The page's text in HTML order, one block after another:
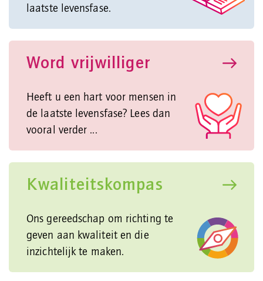
laatste levensfase.
Word vrijwilliger
Heeft u een hart voor mensen in
de laatste levensfase? Lees dan
vooral verder ...
Kwaliteitskompas
Ons gereedschap om richting te
geven aan kwaliteit en die
inzichtelijk te maken.